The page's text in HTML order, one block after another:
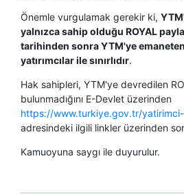
Önemle vurgulamak gerekir ki,
yalnızca sahip olduğu ROYAL
tarihinden sonra YTM'ye
yatırımcılar ile sınırlıdır.
Hak sahipleri, YTM'ye devredilen
bulunmadığını E-Devlet üzerinden
https://www.turkiye.gov.tr/
adresindeki ilgili linkler üzerinden
Kamuoyuna saygı ile duyurulur.​